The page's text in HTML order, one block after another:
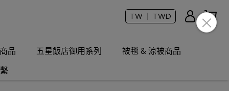
TW ｜ TWD
品 五星飯店御用系列
被毯 & 涼被商品